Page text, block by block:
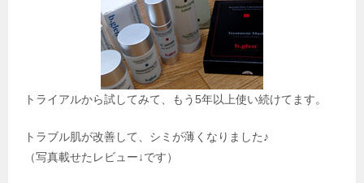
トライアルから試してみて、もう5年以上使い続けてます。
トラブル肌が改善して、シミが薄くなりました♪
（写真載せたレビュー↓です）